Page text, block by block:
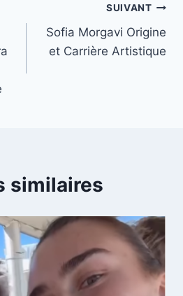
SUIVANT
Sofia Morgavi Origine
et Carrière Artistique
similaires